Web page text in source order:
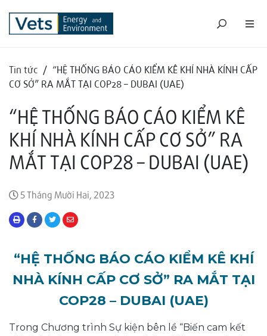
Tin tức / “HỆ THỐNG BÁO CÁO KIỂM KÊ KHÍ NHÀ KÍNH CẤP
CƠ SỞ” RA MẮT TẠI COP28 – DUBAI (UAE)
“HỆ THỐNG BÁO CÁO KIỂM KÊ
KHÍ NHÀ KÍNH CẤP CƠ SỞ” RA
MẮT TẠI COP28 – DUBAI (UAE)
5 Tháng Mười Hai, 2023
“HỆ THỐNG BÁO CÁO KIỂM KÊ KHÍ
NHÀ KÍNH CẤP CƠ SỞ” RA MẮT TẠI
COP28 – DUBAI (UAE)
Trong Chương trình Sự kiện bên lề “Biến cam kết